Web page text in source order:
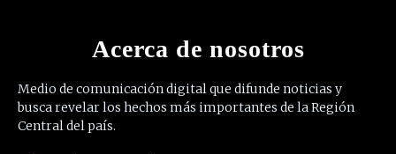
Acerca de nosotros
Medio de comunicación digital que difunde noticias y
busca revelar los hechos más importantes de la Región
Central del país.